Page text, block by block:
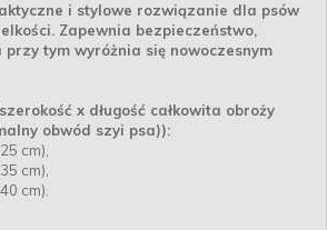
i stylowe rozwiązanie dla psów
Zapewnia bezpieczeństwo,
przy tym wyróżnia się nowoczesnym
x długość całkowita obroży
obwód szyi psa)):
cm),
cm),
cm).